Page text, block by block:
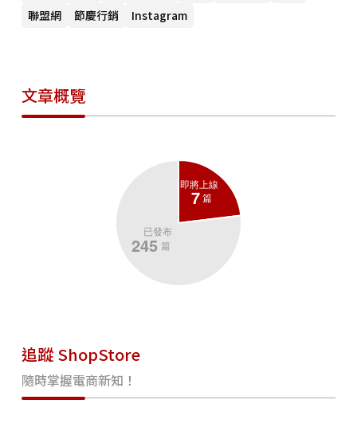
文皆引用「品牌志」。＊文章連結：
診斷及通報。＊疾管署提醒民眾謹記「一不三要」戴口罩原則：
「三要」：慢性疾病患者、有呼吸道症狀者、進出醫院者要戴口
罩。
聯盟網
節慶行銷 Instagram
文章概覽
追蹤 ShopStore
隨時掌握電商新知！